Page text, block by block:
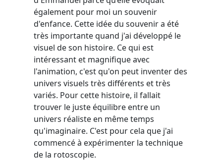
également pour moi un souvenir
d'enfance. Cette idée du souvenir a été
très importante quand j'ai développé le
visuel de son histoire. Ce qui est
intéressant et magnifique avec
l'animation, c'est qu'on peut inventer des
univers visuels très différents et très
variés. Pour cette histoire, il fallait
trouver le juste équilibre entre un
univers réaliste en même temps
qu'imaginaire. C'est pour cela que j'ai
commencé à expérimenter la technique
de la rotoscopie.